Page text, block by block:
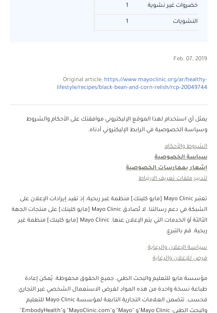
خضروات غير نشوية 1
النشويات 1
Feb. 07, 2019
Original article: https://www.mayoclinic.org/ar/healthy-
lifestyle/recipes/black-bean-and-corn-relish/rcp-20049744
يمثل أي استخدام لهذا الموقع الإليكتروني موافقتك على الأحكام والشروط
وسياسة الخصوصية في الرابط الإليكتروني أدناه.
الشروط والأحكام
سياسة الخصوصية
إشعار بممارسات الخصوصية
لتدبير ملفات تعريف الارتباط
تعتبر Mayo Clinic [مايو كلينك] منظمة غبر ربحية، إذ تفيد إيرادات الإعلان على
الشبكة في دعم رسالتنا. لا تُصادق Mayo Clinic [مايو كلينك] على منتجات الجهة
الثالثة أو الخدمات التي يتم الإعلان عنها. Mayo Clinic [مايو كلينك] منظمة غير
ربحية. قم بالتبرع.
سياسة الإعلان والرعاية
فرص للإعلان والرعاية
مؤسسة مايو للتعليم والبحث الطبي. جميع الحقوق محفوظة. يُمكن إعادة
طباعة نسخة واحدة من هذه المواد لغرض الاستعمال الشخصي غير التجاري
فحسب. تتضمن العلامات التجارية التابعة لمؤسسة Mayo Clinic للتعليم
والبحث الطبي: Mayo Clinic"و "Mayo" و"MayoClinic.com" و"EmbodyHealth"